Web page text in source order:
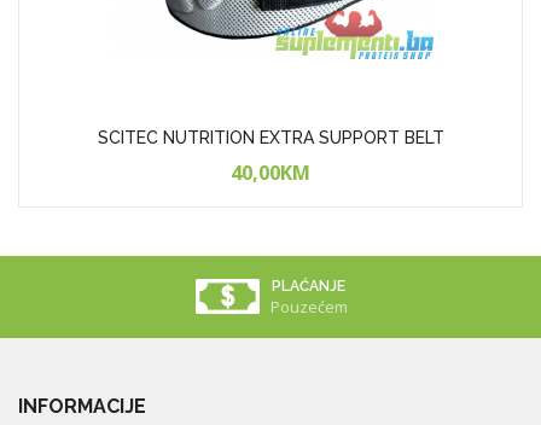
SCITEC NUTRITION EXTRA SUPPORT BELT
40,00KM
PLAĆANJE
Pouzećem
INFORMACIJE